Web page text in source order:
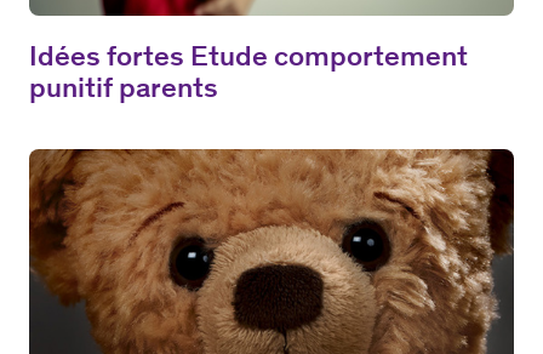
Idées fortes Etude comportement
punitif parents